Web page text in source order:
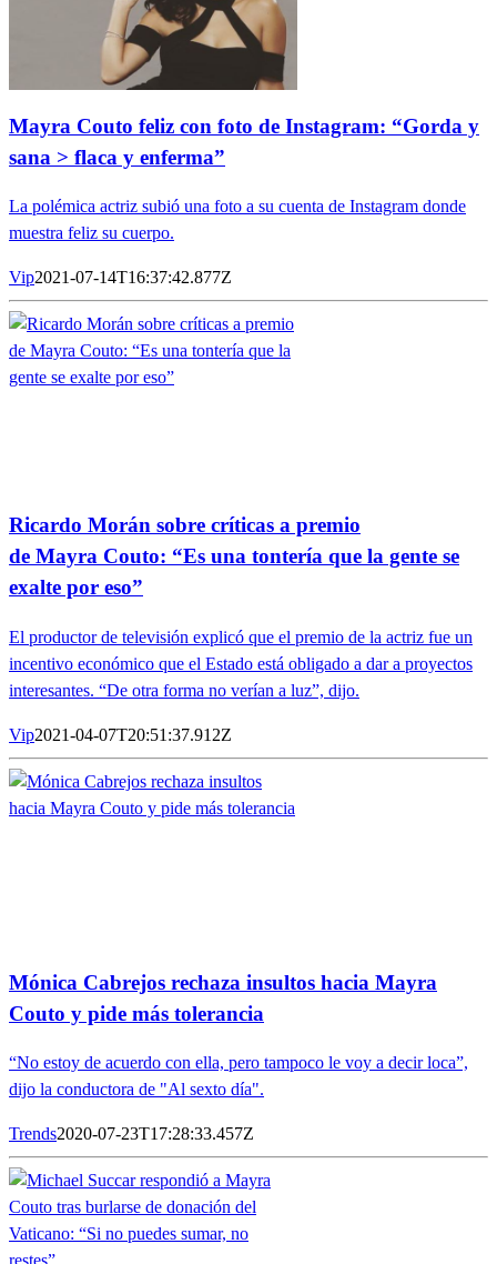
Mayra Couto feliz con foto de Instagram: “Gorda y
sana > flaca y enferma”
La polémica actriz subió una foto a su cuenta de Instagram donde
muestra feliz su cuerpo.
Vip2021-07-14T16:37:42.877Z
Ricardo Morán sobre críticas a premio
de Mayra Couto: “Es una tontería que la gente se
exalte por eso”
El productor de televisión explicó que el premio de la actriz fue un
incentivo económico que el Estado está obligado a dar a proyectos
interesantes. “De otra forma no verían a luz”, dijo.
Vip2021-04-07T20:51:37.912Z
Mónica Cabrejos rechaza insultos hacia Mayra
Couto y pide más tolerancia
“No estoy de acuerdo con ella, pero tampoco le voy a decir loca”,
dijo la conductora de "Al sexto día".
Trends2020-07-23T17:28:33.457Z